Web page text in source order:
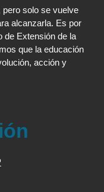
solo se vuelve
alcanzarla. Es por
de Extensión de la
que la educación
acción y